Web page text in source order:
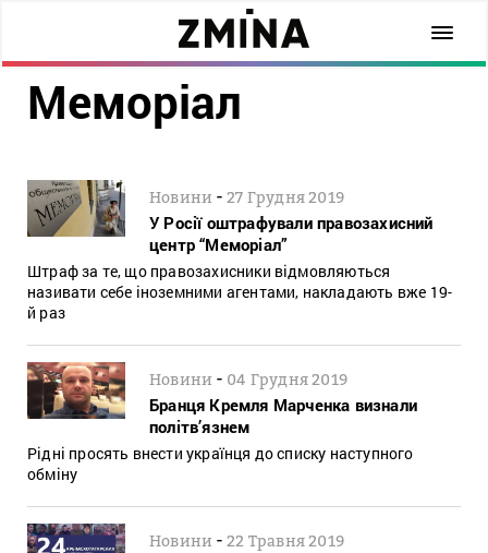
Меморіал
Новини -27 Грудня 2019
У Росії оштрафували правозахисний
центр “Меморіал”
Штраф за те, що правозахисники відмовляються
називати себе іноземними агентами, накладають вже 19-
й раз
Новини - 04 Грудня 2019
Бранця Кремля Марченка визнали
політв’язнем
Рідні просять внести українця до списку наступного
обміну
Новини -22 Травня 2019